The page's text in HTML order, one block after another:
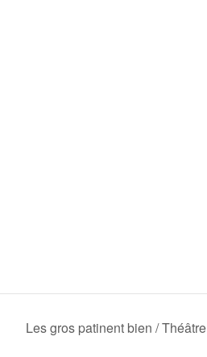
Les gros patinent bien / Théâtre